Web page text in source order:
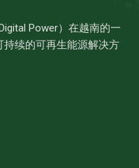
Power）在越南的一
续的可再生能源解决方